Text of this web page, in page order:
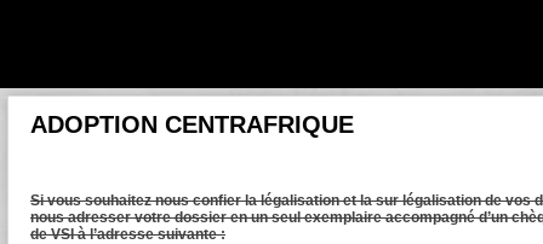
ADOPTION CENTRAFRIQUE
Si vous souhaitez nous confier la légalisation et la sur légalisation de vos
nous adresser votre dossier en un seul exemplaire accompagné d’un
de VSI à l’adresse suivante :